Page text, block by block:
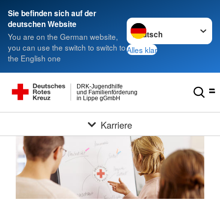
Sie befinden sich auf der
deutschen Website
You are on the German website,
you can use the switch to switch to
the English one
Sprache wechseln zu
Alles klar
in Lippe gGmbH
und Familienförderung
DRK-Jugendhilfe
Karriere